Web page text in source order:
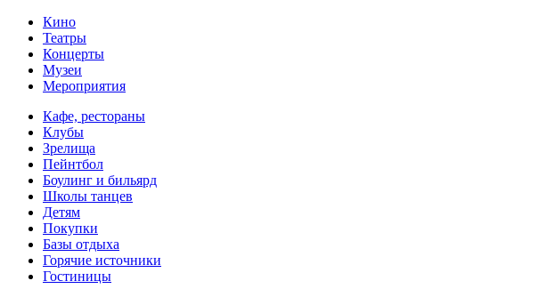
Кино
Театры
Концерты
Музеи
Мероприятия
Кафе, рестораны
Клубы
Зрелища
Пейнтбол
Боулинг и бильярд
Школы танцев
Детям
Покупки
Базы отдыха
Горячие источники
Гостиницы